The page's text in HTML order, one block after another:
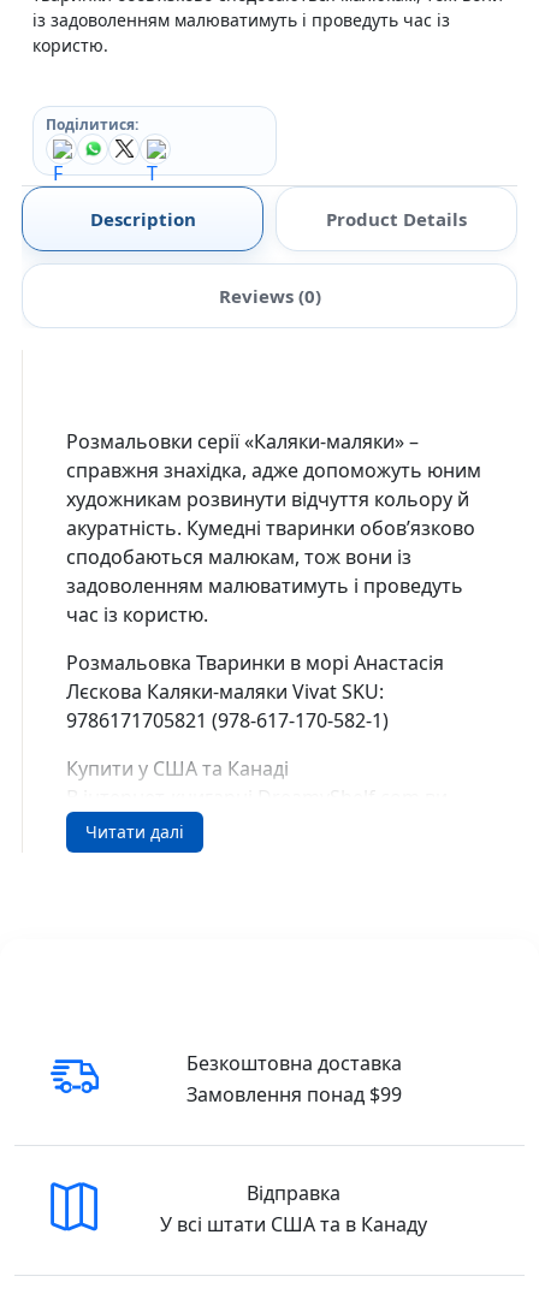
із задоволенням малюватимуть і проведуть час із
користю.
Поділитися:
Description Product Details
Reviews (0)
Розмальовки серії «Каляки-маляки» –
справжня знахідка, адже допоможуть юним
художникам розвинути відчуття кольору й
акуратність. Кумедні тваринки обов’язково
сподобаються малюкам, тож вони із
задоволенням малюватимуть і проведуть
час із користю.
Розмальовка Тваринки в морі Анастасія
Лєскова Каляки-маляки Vivat SKU:
9786171705821 (978-617-170-582-1)
Купити у США та Канаді
можете легко замовити цей товар з
доставкою по всій території США та Канади
Читати далі
Безкоштовна доставка
Замовлення понад $99
Відправка
У всі штати США та в Канаду